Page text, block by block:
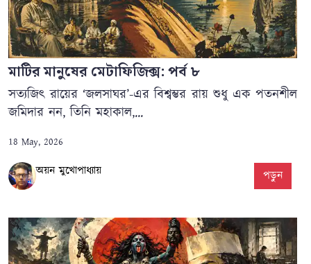
মাটির মানুষের মেটাফিজিক্স: পর্ব ৮
সত্যজিৎ রায়ের ‘জলসাঘর’-এর বিশ্বম্ভর রায় শুধু এক পতনশীল
জমিদার নন, তিনি মহাকাল,...
18 May, 2026
অয়ন মুখোপাধ্যায় পড়ুন